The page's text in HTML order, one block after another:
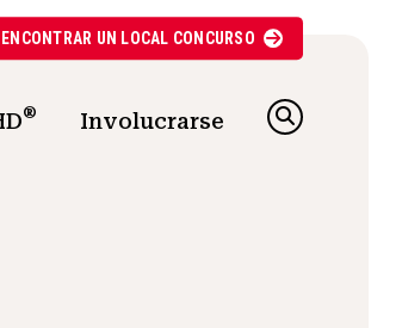
ENCONTRAR UN LOCAL CONCURSO
® Involucrarse